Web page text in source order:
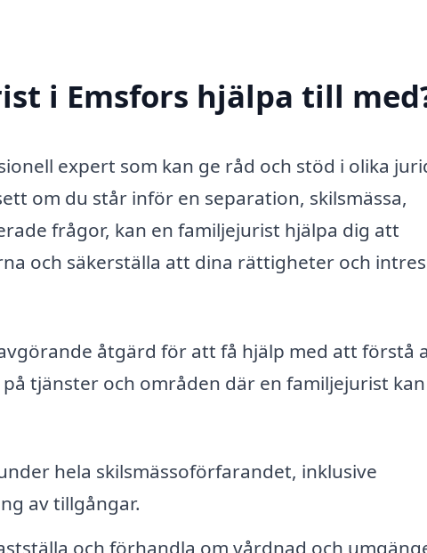
i Emsfors hjälpa till
expert som kan ge råd och stöd i olika
om du står inför en separation, skilsmässa,
frågor, kan en familjejurist hjälpa dig att
och säkerställa att dina rättigheter och
åtgärd för att få hjälp med att förstå
tjänster och områden där en familjejurist kan
hela skilsmässoförfarandet, inklusive
av tillgångar.
och förhandla om vårdnad och